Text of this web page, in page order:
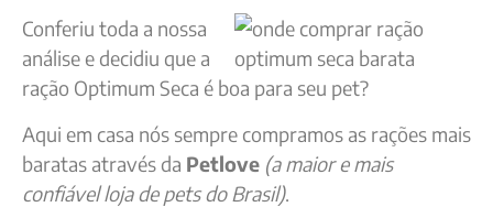
Conferiu toda a nossa
análise e decidiu que a
ração Optimum Seca é boa para seu pet?
Aqui em casa nós sempre compramos as rações mais
baratas através da Petlove (a maior e mais
confiável loja de pets do Brasil).